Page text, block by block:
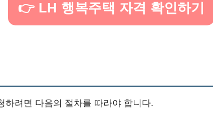
👉 LH 행복주택 자격 확인하기
하려면 다음의 절차를 따라야 합니다.